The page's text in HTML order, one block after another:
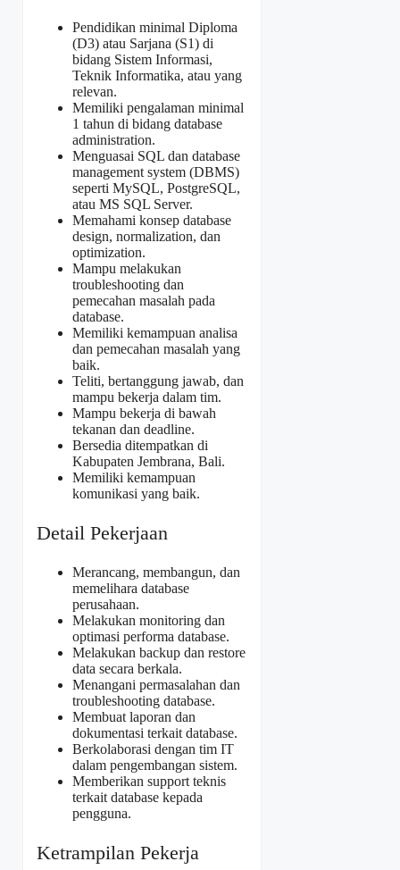
Pendidikan minimal Diploma
(D3) atau Sarjana (S1) di
bidang Sistem Informasi,
Teknik Informatika, atau yang
relevan.
Memiliki pengalaman minimal
1 tahun di bidang database
administration.
Menguasai SQL dan database
management system (DBMS)
seperti MySQL, PostgreSQL,
atau MS SQL Server.
Memahami konsep database
design, normalization, dan
optimization.
Mampu melakukan
troubleshooting dan
pemecahan masalah pada
database.
Memiliki kemampuan analisa
dan pemecahan masalah yang
baik.
Teliti, bertanggung jawab, dan
mampu bekerja dalam tim.
Mampu bekerja di bawah
tekanan dan deadline.
Bersedia ditempatkan di
Kabupaten Jembrana, Bali.
Memiliki kemampuan
komunikasi yang baik.
Detail Pekerjaan
Merancang, membangun, dan
memelihara database
perusahaan.
Melakukan monitoring dan
optimasi performa database.
Melakukan backup dan restore
data secara berkala.
Menangani permasalahan dan
troubleshooting database.
Membuat laporan dan
dokumentasi terkait database.
Berkolaborasi dengan tim IT
dalam pengembangan sistem.
Memberikan support teknis
terkait database kepada
pengguna.
Ketrampilan Pekerja